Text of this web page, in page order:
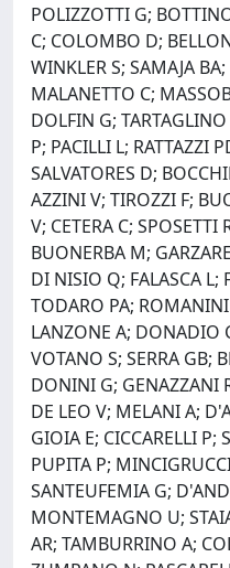
POLIZZOTTI G;
C; COLOMBO D;
WINKLER S; SAMAJA
MALANETTO C;
DOLFIN G;
P; PACILLI L; RATTAZZI
SALVATORES D;
AZZINI V; TIROZZI F;
V; CETERA C; SPOSETTI
BUONERBA M;
DI NISIO Q; FALASCA L;
TODARO PA;
LANZONE A; DONADIO
VOTANO S; SERRA GB;
DONINI G; GENAZZANI
DE LEO V; MELANI A;
GIOIA E; CICCARELLI P;
PUPITA P;
SANTEUFEMIA G;
MONTEMAGNO U;
AR; TAMBURRINO A;